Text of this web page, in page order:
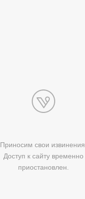
Приносим свои извинения.
Доступ к сайту временно
приостановлен.